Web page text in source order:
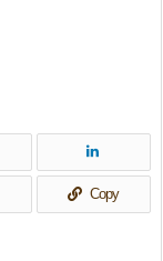
Copy